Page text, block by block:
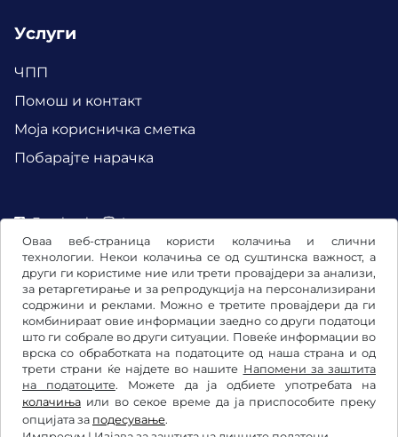
Оваа веб-страница користи колачиња и слични
технологии. Некои колачиња се од суштинска важност, а
други ги користиме ние или трети провајдери за анализи,
за ретаргетирање и за репродукција на персонализирани
содржини и реклами. Можно е третите провајдери да ги
комбинираат овие информации заедно со други податоци
што ги собрале во други ситуации. Повеќе информации во
врска со обработката на податоците од наша страна и од
трети страни ќе најдете во нашите Напомени за заштита
на податоците. Можете да ја одбиете употребата на
колачиња или во секое време да ја приспособите преку
опцијата за подесување.
Услуги
ЧПП
Помош и контакт
Mоја корисничка сметка
Побарајте нарачка
Facebook Instagram
Општи услови и правила / Право на откажување